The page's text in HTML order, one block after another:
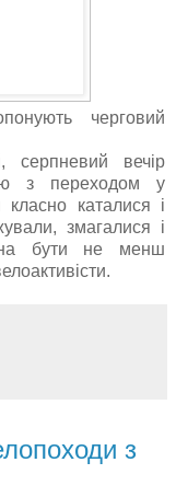
черговий
серпневий вечір
з переходом у
каталися і
змагалися і
бути не менш
з